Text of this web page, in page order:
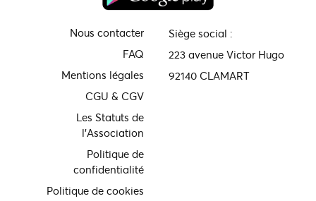
Nous contacter
FAQ
Mentions légales
CGU & CGV
Les Statuts de
l'Association
Politique de
confidentialité
Politique de cookies
Siège social :
223 avenue Victor Hugo
92140 CLAMART